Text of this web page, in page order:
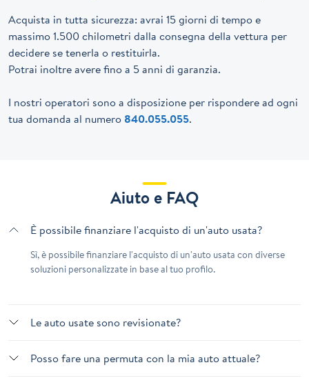
Acquista in tutta sicurezza: avrai 15 giorni di tempo e
massimo 1.500 chilometri dalla consegna della vettura per
decidere se tenerla o restituirla.
Potrai inoltre avere fino a 5 anni di garanzia.
I nostri operatori sono a disposizione per rispondere ad ogni
tua domanda al numero 840.055.055.
Aiuto e FAQ
È possibile finanziare l'acquisto di un'auto usata?
Sì, è possibile finanziare l'acquisto di un'auto usata con diverse
soluzioni personalizzate in base al tuo profilo.
Le auto usate sono revisionate?
Posso fare una permuta con la mia auto attuale?